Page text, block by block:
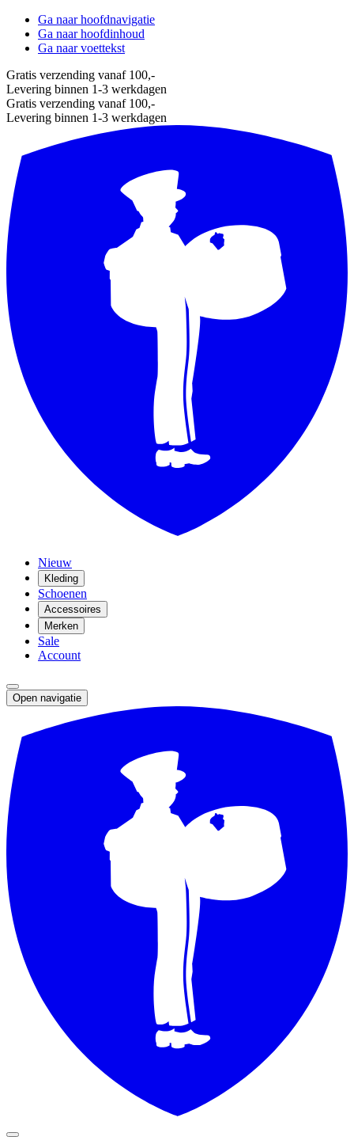
Ga naar hoofdnavigatie
Ga naar hoofdinhoud
Ga naar voettekst
Gratis verzending vanaf 100,-
Levering binnen 1-3 werkdagen
Gratis verzending vanaf 100,-
Levering binnen 1-3 werkdagen
Nieuw
Kleding
Schoenen
Accessoires
Merken
Sale
Account
Open navigatie